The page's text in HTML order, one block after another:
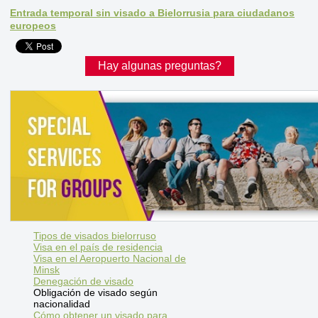
Entrada temporal sin visado a Bielorrusia para ciudadanos
europeos
Hay algunas preguntas?
Tipos de visados bielorruso
Visa en el país de residencia
Visa en el Aeropuerto Nacional de
Minsk
Denegación de visado
Obligación de visado según
nacionalidad
Cómo obtener un visado para